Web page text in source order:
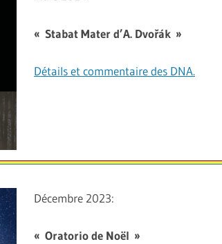
« Stabat Mater d’A. Dvořák »
Détails et commentaire des DNA.
Décembre 2023:
« Oratorio de Noël »